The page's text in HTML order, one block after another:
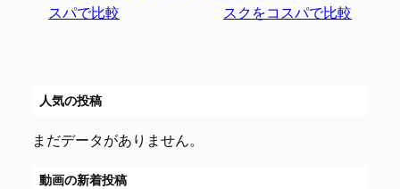
スパで比較
スクをコスパで比較
人気の投稿
まだデータがありません。
動画の新着投稿